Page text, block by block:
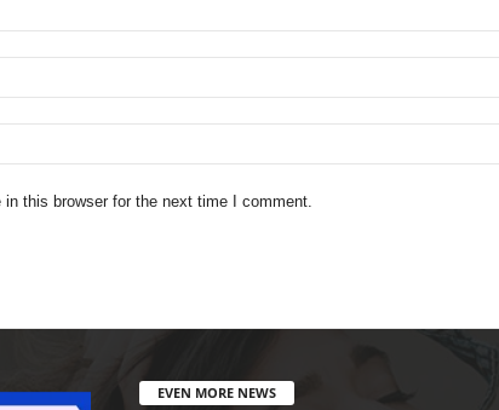
this browser for the next time I comment.
EVEN MORE NEWS